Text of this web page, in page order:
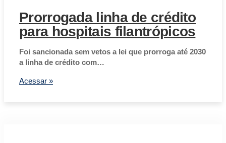
Prorrogada linha de crédito
para hospitais filantrópicos
Foi sancionada sem vetos a lei que prorroga até 2030
a linha de crédito com…
Acessar »